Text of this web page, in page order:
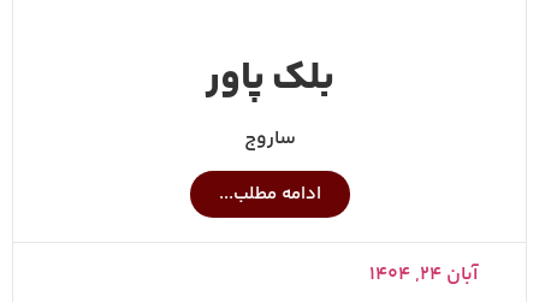
بلک پاور
ساروج
ادامه مطلب...
آبان ۲۴, ۱۴۰۴